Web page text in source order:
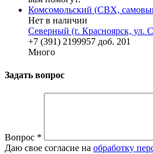
Комсомольский (СВХ,
Нет в наличии
Северный (г. Красноярск, ул.
+7 (391) 2199957 доб. 201
Много
Задать вопрос
Вопрос *
Даю свое согласие на обработку